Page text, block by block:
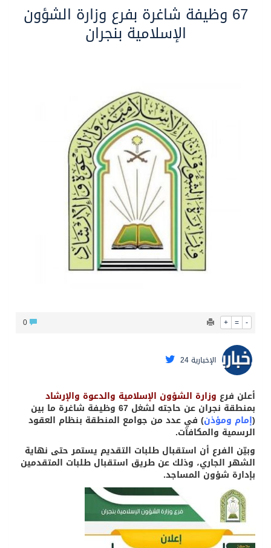
محافظ عفيف يؤدي صلاة عيد الأضحى
67 وظيفة شاغرة بفرع وزارة الشؤون
الإسلامية بنجران
+ = -
الإخبارية 24
أعلن فرع وزارة الشؤون الإسلامية والدعوة والإرشاد
بمنطقة نجران عن حاجته لشغل 67 وظيفة شاغرة ما بين
(إمام ومؤذن) في عدد من جوامع المنطقة بنظام العقود
الرسمية والمكافآت.
وبيّن الفرع أن استقبال طلبات التقديم يستمر حتى نهاية
الشهر الجاري، وذلك عن طريق استقبال طلبات المتقدمين
بإدارة شؤون المساجد.